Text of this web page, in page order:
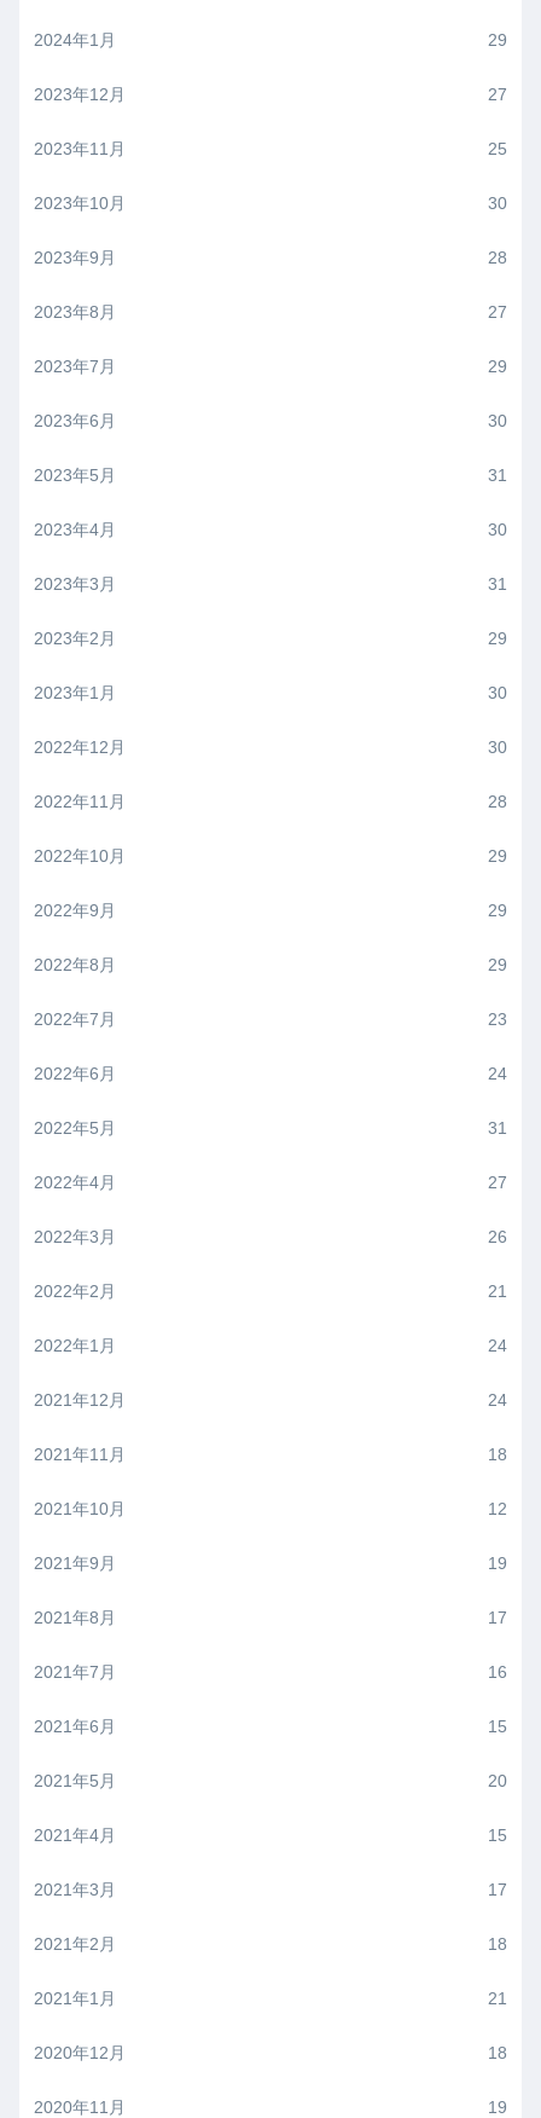
2024年1月 29
2023年12月 27
2023年11月 25
2023年10月 30
2023年9月 28
2023年8月 27
2023年7月 29
2023年6月 30
2023年5月 31
2023年4月 30
2023年3月 31
2023年2月 29
2023年1月 30
2022年12月 30
2022年11月 28
2022年10月 29
2022年9月 29
2022年8月 29
2022年7月 23
2022年6月 24
2022年5月 31
2022年4月 27
2022年3月 26
2022年2月 21
2022年1月 24
2021年12月 24
2021年11月 18
2021年10月 12
2021年9月 19
2021年8月 17
2021年7月 16
2021年6月 15
2021年5月 20
2021年4月 15
2021年3月 17
2021年2月 18
2021年1月 21
2020年12月 18
2020年11月 19